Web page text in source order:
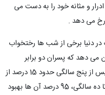
و مثانه خود را به دست می
می دهد .
دنیا برخی از شب ها رختخواب
دهد که پسران دو برابر
دختران دچار شب ادراری می شوند . پس از پنج سالگی حدود 15 درصد از
کودکان همچنان شب ادراری دارند و تا ده سالگی، 95 درصد آن ها بهبود